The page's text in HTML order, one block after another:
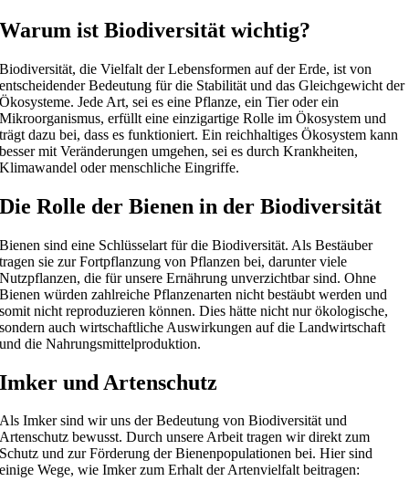
Warum ist Biodiversität wichtig?
Biodiversität, die Vielfalt der Lebensformen auf der Erde, ist von
entscheidender Bedeutung für die Stabilität und das Gleichgewicht der
Ökosysteme. Jede Art, sei es eine Pflanze, ein Tier oder ein
Mikroorganismus, erfüllt eine einzigartige Rolle im Ökosystem und
trägt dazu bei, dass es funktioniert. Ein reichhaltiges Ökosystem kann
besser mit Veränderungen umgehen, sei es durch Krankheiten,
Klimawandel oder menschliche Eingriffe.
Die Rolle der Bienen in der Biodiversität
Bienen sind eine Schlüsselart für die Biodiversität. Als Bestäuber
tragen sie zur Fortpflanzung von Pflanzen bei, darunter viele
Nutzpflanzen, die für unsere Ernährung unverzichtbar sind. Ohne
Bienen würden zahlreiche Pflanzenarten nicht bestäubt werden und
somit nicht reproduzieren können. Dies hätte nicht nur ökologische,
sondern auch wirtschaftliche Auswirkungen auf die Landwirtschaft
und die Nahrungsmittelproduktion.
Imker und Artenschutz
Als Imker sind wir uns der Bedeutung von Biodiversität und
Artenschutz bewusst. Durch unsere Arbeit tragen wir direkt zum
Schutz und zur Förderung der Bienenpopulationen bei. Hier sind
einige Wege, wie Imker zum Erhalt der Artenvielfalt beitragen: